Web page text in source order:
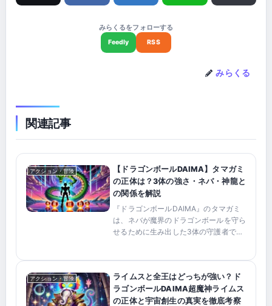
みらくるをフォローする
みらくる
関連記事
アクション・冒険
【ドラゴンボールDAIMA】タマガミ
の正体は？3体の強さ・ネバ・神龍と
の関係を解説
『ドラゴンボールDAIMA』のタマガミ
は、ネバが魔界のドラゴンボールを守ら
せるために生み出した3体の守護者で
は、タマガミの正体や強...
アクション・冒険
ライムスと全王はどっちが強い？ド
ラゴンボールDAIMA超魔神ライムス
の正体と宇宙創生の真実を徹底考察